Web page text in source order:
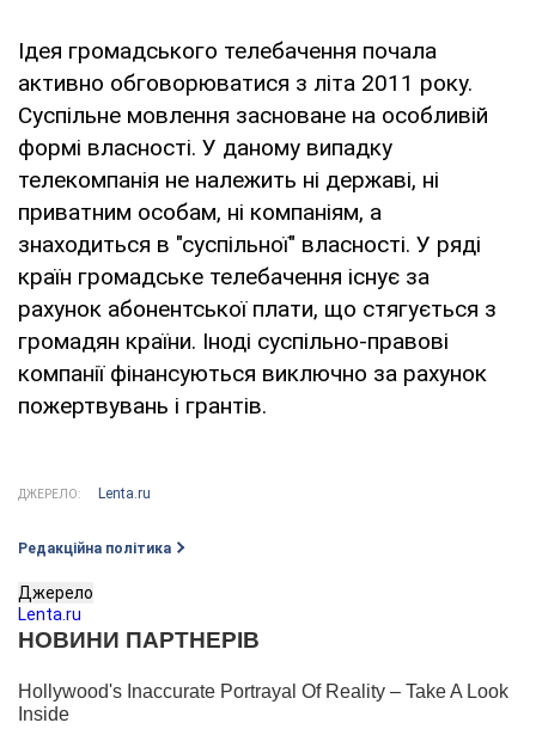
Ідея громадського телебачення почала
активно обговорюватися з літа 2011 року.
Суспільне мовлення засноване на особливій
формі власності. У даному випадку
телекомпанія не належить ні державі, ні
приватним особам, ні компаніям, а
знаходиться в "суспільної" власності. У ряді
країн громадське телебачення існує за
рахунок абонентської плати, що стягується з
громадян країни. Іноді суспільно-правові
компанії фінансуються виключно за рахунок
пожертвувань і грантів.
ДЖЕРЕЛО: Lenta.ru
Редакційна політика
Джерело
Lenta.ru